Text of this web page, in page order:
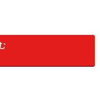
課税方式を選べるよう